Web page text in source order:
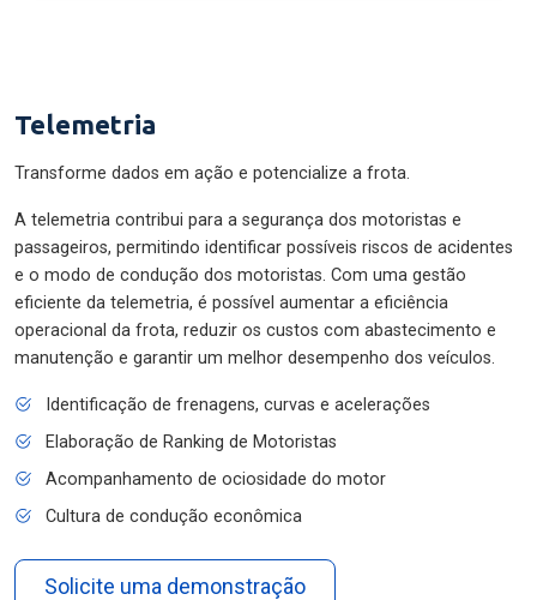
Telemetria
Transforme dados em ação e potencialize a frota.
A telemetria contribui para a segurança dos motoristas e
passageiros, permitindo identificar possíveis riscos de acidentes
e o modo de condução dos motoristas. Com uma gestão
eficiente da telemetria, é possível aumentar a eficiência
operacional da frota, reduzir os custos com abastecimento e
manutenção e garantir um melhor desempenho dos veículos.
Identificação de frenagens, curvas e acelerações
Elaboração de Ranking de Motoristas
Acompanhamento de ociosidade do motor
Cultura de condução econômica
Solicite uma demonstração